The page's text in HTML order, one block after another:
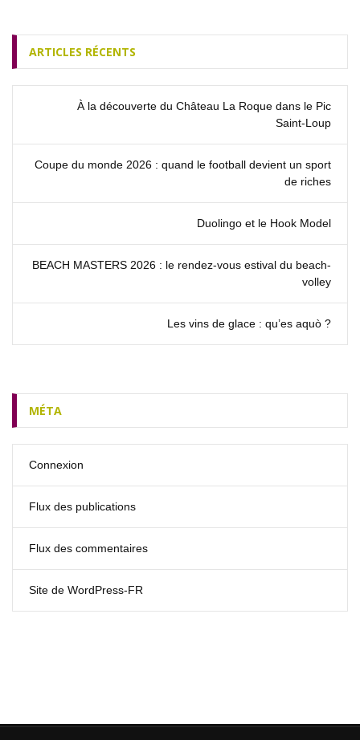
ARTICLES RÉCENTS
À la découverte du Château La Roque dans le Pic
Saint‑Loup
Coupe du monde 2026 : quand le football devient un sport
de riches
Duolingo et le Hook Model
BEACH MASTERS 2026 : le rendez‑vous estival du beach-
volley
Les vins de glace : qu’es aquò ?
MÉTA
Connexion
Flux des publications
Flux des commentaires
Site de WordPress-FR